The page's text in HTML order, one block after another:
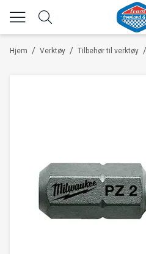
/
Hjem /
Verktøy /
Tilbehør til verktøy